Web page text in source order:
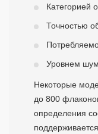
Категорией
Точностью
Уровнем
Некоторые
до 800
определения